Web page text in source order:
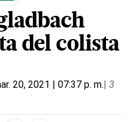
del colista
20, 2021 | 07:37 p. m.| 3